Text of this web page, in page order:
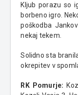
Kljub porazu so
borbeno igro.
poškodba
nekaj tekem.
Solidno sta
okrepitev v
RK Pomurje: